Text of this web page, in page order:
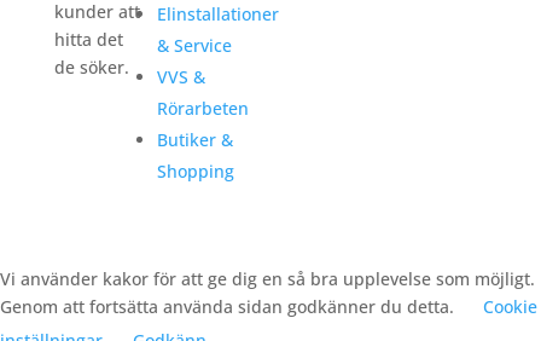
kunder att
hitta det
de söker.
Elinstallationer
& Service
VVS &
Rörarbeten
Butiker &
Shopping
Vi använder kakor för att ge dig en så bra upplevelse som möjligt.
Genom att fortsätta använda sidan godkänner du detta.
Cookie